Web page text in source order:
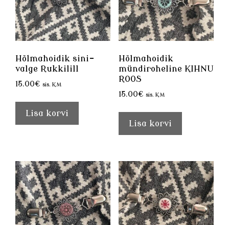
Hõlmahoidik sini-
valge Rukkilill
15.00€ sis. KM
Lisa korvi
Hõlmahoidik
mündiroheline KIHNU
ROOS
15.00€ sis. KM
Lisa korvi